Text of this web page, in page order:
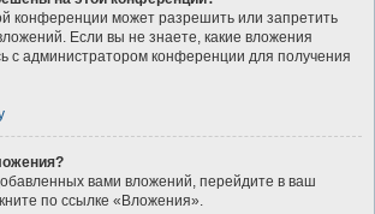
конференции может разрешить или запретить
Если вы не знаете, какие вложения
с администратором конференции для получения
вами вложений, перейдите в ваш
по ссылке «Вложения».